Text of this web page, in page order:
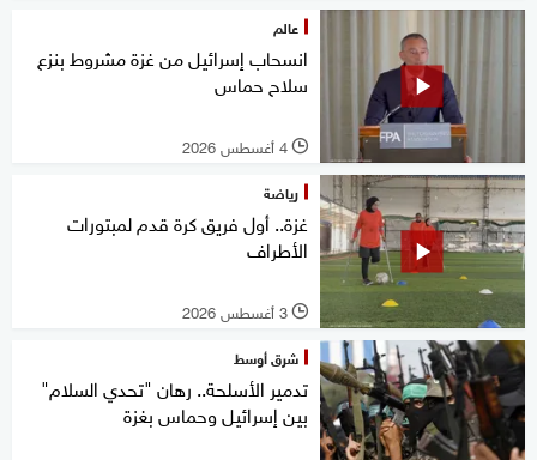
عالم
انسحاب إسرائيل من غزة مشروط بنزع
سلاح حماس
l 4 أغسطس 2026
رياضة
غزة.. أول فريق كرة قدم لمبتورات
الأطراف
l 3 أغسطس 2026
شرق أوسط
تدمير الأسلحة.. رهان "تحدي السلام"
بين إسرائيل وحماس بغزة